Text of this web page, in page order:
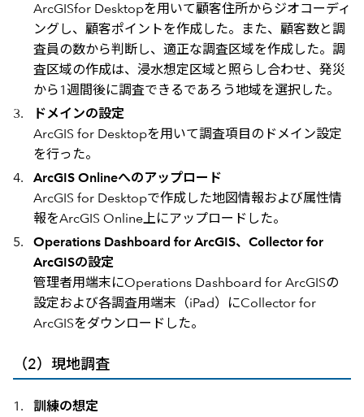
ArcGISfor Desktopを用いて顧客住所からジオコーディ
ングし、顧客ポイントを作成した。また、顧客数と調
査員の数から判断し、適正な調査区域を作成した。調
査区域の作成は、浸水想定区域と照らし合わせ、発災
から1週間後に調査できるであろう地域を選択した。
ドメインの設定
ArcGIS for Desktopを用いて調査項目のドメイン設定
を行った。
ArcGIS Onlineへのアップロード
ArcGIS for Desktopで作成した地図情報および属性情
報をArcGIS Online上にアップロードした。
Operations Dashboard for ArcGIS、Collector for
ArcGISの設定
管理者用端末にOperations Dashboard for ArcGISの
設定および各調査用端末（iPad）にCollector for
ArcGISをダウンロードした。
（2）現地調査
訓練の想定